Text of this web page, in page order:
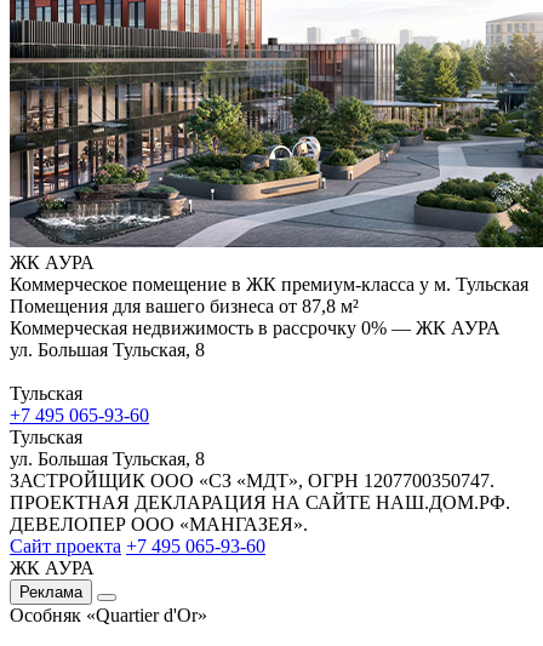
ЖК АУРА
Коммерческое помещение в ЖК премиум-класса у м. Тульская
Помещения для вашего бизнеса от 87,8 м²
Коммерческая недвижимость в рассрочку 0% — ЖК АУРА
ул. Большая Тульская, 8
Тульская
+7 495 065-93-60
Тульская
ул. Большая Тульская, 8
ЗАСТРОЙЩИК ООО «СЗ «МДТ», ОГРН 1207700350747.
ПРОЕКТНАЯ ДЕКЛАРАЦИЯ НА САЙТЕ НАШ.ДОМ.РФ.
ДЕВЕЛОПЕР ООО «МАНГАЗЕЯ».
Сайт проекта +7 495 065-93-60
ЖК АУРА
Реклама
Особняк «Quartier d'Or»